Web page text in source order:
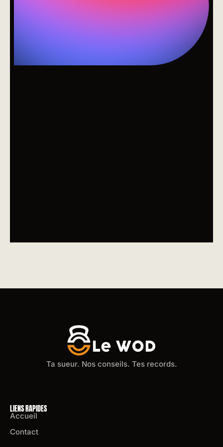
Ta sueur. Nos conseils. Tes records.
LIENS RAPIDES
Accueil
Contact